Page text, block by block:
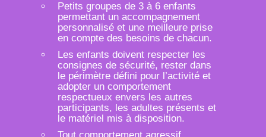
Petits groupes de 3 à 6 enfants
permettant un accompagnement
personnalisé et une meilleure prise
en compte des besoins de chacun.
Les enfants doivent respecter les
consignes de sécurité, rester dans
le périmètre défini pour l’activité et
adopter un comportement
respectueux envers les autres
participants, les adultes présents et
le matériel mis à disposition.